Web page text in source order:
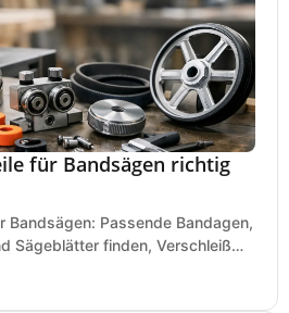
für Bandsägen richtig
Bandsägen: Passende Bandagen,
Sägeblätter finden, Verschleiß